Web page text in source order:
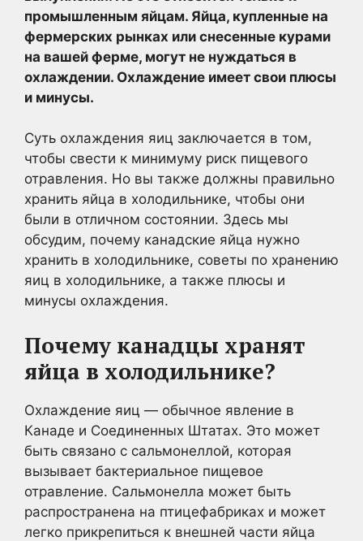
промышленным яйцам. Яйца, купленные на
фермерских рынках или снесенные курами
на вашей ферме, могут не нуждаться в
охлаждении. Охлаждение имеет свои плюсы
и минусы.
Суть охлаждения яиц заключается в том,
чтобы свести к минимуму риск пищевого
отравления. Но вы также должны правильно
хранить яйца в холодильнике, чтобы они
были в отличном состоянии. Здесь мы
обсудим, почему канадские яйца нужно
хранить в холодильнике, советы по хранению
яиц в холодильнике, а также плюсы и
минусы охлаждения.
Почему канадцы хранят
яйца в холодильнике?
Охлаждение яиц — обычное явление в
Канаде и Соединенных Штатах. Это может
быть связано с сальмонеллой, которая
вызывает бактериальное пищевое
отравление. Сальмонелла может быть
распространена на птицефабриках и может
легко прикрепиться к внешней части яйца